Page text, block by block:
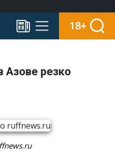
18+
Азове резко